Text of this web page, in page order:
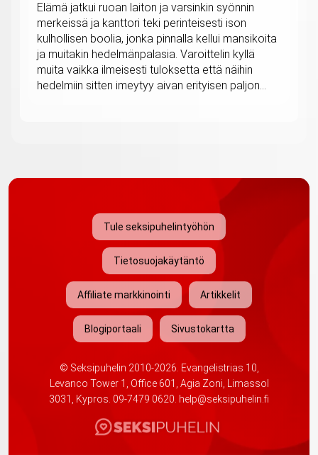
Elämä jatkui ruoan laiton ja varsinkin syönnin
merkeissä ja kanttori teki perinteisesti ison
kulhollisen boolia, jonka pinnalla kellui mansikoita
ja muitakin hedelmänpalasia. Varoittelin kyllä
muita vaikka ilmeisesti tuloksetta että näihin
hedelmiin sitten imeytyy aivan erityisen paljon...
Tule seksipuhelintyöhön
Tietosuojakäytäntö
Affiliate markkinointi Artikkelit
Blogiportaali Sivustokartta
© Seksipuhelin 2010-2026. Evangelistrias 10,
Levanco Tower 1, Office 601, Agia Zoni, Limassol
3031, Kypros. 09-7479 0620. help@seksipuhelin.fi